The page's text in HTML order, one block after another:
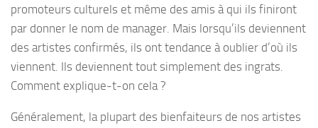
promoteurs culturels et même des amis à qui ils finiront
par donner le nom de manager. Mais lorsqu’ils deviennent
des artistes confirmés, ils ont tendance à oublier d’où ils
viennent. Ils deviennent tout simplement des ingrats.
Comment explique-t-on cela ?
Généralement, la plupart des bienfaiteurs de nos artistes